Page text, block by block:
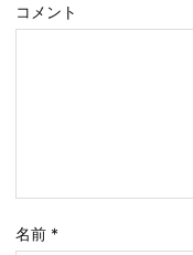
コメント
名前 *